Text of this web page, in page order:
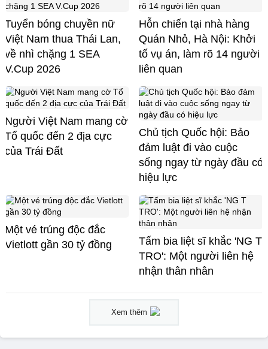
Tuyển bóng chuyền nữ
Việt Nam thua Thái Lan,
về nhì chặng 1 SEA
V.Cup 2026
Hỗn chiến tại nhà hàng
Quán Nhỏ, Hà Nội: Khởi
tố vụ án, làm rõ 14 người
liên quan
Người Việt Nam mang cờ
Tổ quốc đến 2 địa cực
của Trái Đất
Chủ tịch Quốc hội: Bảo
đảm luật đi vào cuộc
sống ngay từ ngày đầu có
hiệu lực
Một vé trúng độc đắc
Vietlott gần 30 tỷ đồng
Tấm bia liệt sĩ khắc 'NG T
TRO': Một người liên hệ
nhận thân nhân
Xem thêm